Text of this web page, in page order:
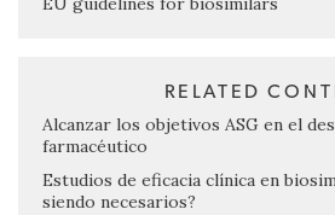
RELATED
Alcanzar los objetivos ASG en el
farmacéutico
Estudios de eficacia clínica en
siendo necesarios?